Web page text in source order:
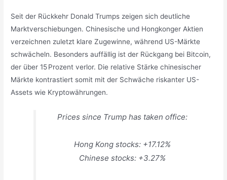
Seit der Rückkehr Donald Trumps zeigen sich deutliche
Marktverschiebungen. Chinesische und Hongkonger Aktien
verzeichnen zuletzt klare Zugewinne, während US-Märkte
schwächeln. Besonders auffällig ist der Rückgang bei Bitcoin,
der über 15 Prozent verlor. Die relative Stärke chinesischer
Märkte kontrastiert somit mit der Schwäche riskanter US-
Assets wie Kryptowährungen.
Prices since Trump has taken office:
Hong Kong stocks: +17.12%
Chinese stocks: +3.27%